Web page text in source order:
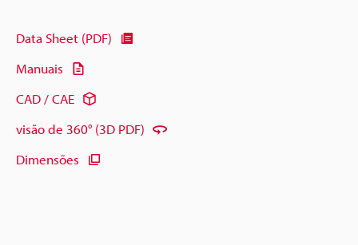
Data Sheet (PDF)
Manuais
CAD / CAE
visão de 360° (3D PDF)
Dimensões